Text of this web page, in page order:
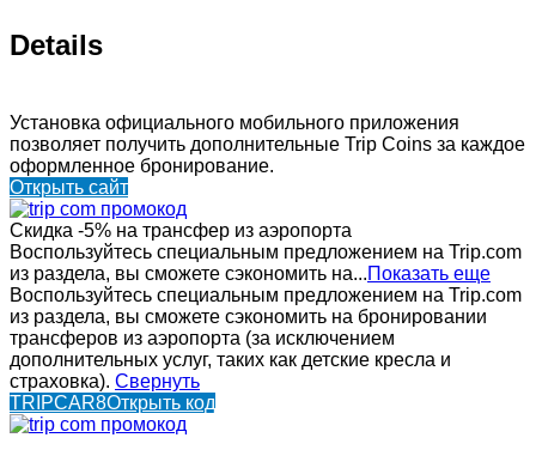
Details
Установка официального мобильного приложения
позволяет получить дополнительные Trip Coins за каждое
оформленное бронирование.
Открыть сайт
Скидка -5% на трансфер из аэропорта
Воспользуйтесь специальным предложением на Trip.com
из раздела, вы сможете сэкономить на...Показать еще
Воспользуйтесь специальным предложением на Trip.com
из раздела, вы сможете сэкономить на бронировании
трансферов из аэропорта (за исключением
дополнительных услуг, таких как детские кресла и
страховка). Свернуть
TRIPCAR8Открыть код